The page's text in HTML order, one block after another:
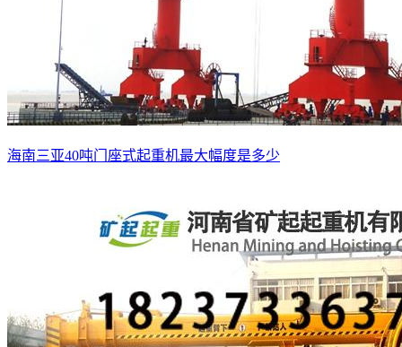
海南三亚40吨门座式起重机最大幅度是多少